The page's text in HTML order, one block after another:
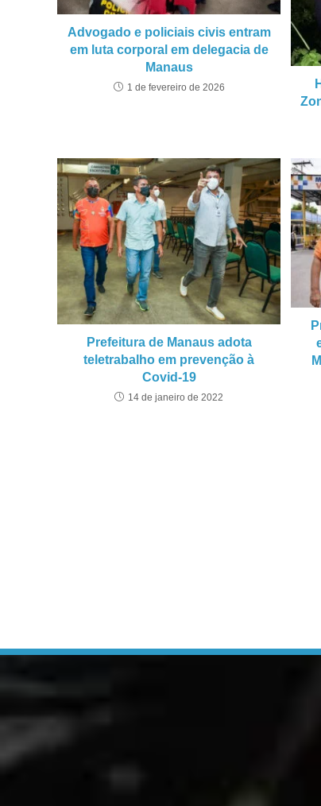
Advogado e policiais civis entram
em luta corporal em delegacia de
Manaus
1 de fevereiro de 2026
Prefeitura de Manaus adota
teletrabalho em prevenção à
Covid-19
14 de janeiro de 2022